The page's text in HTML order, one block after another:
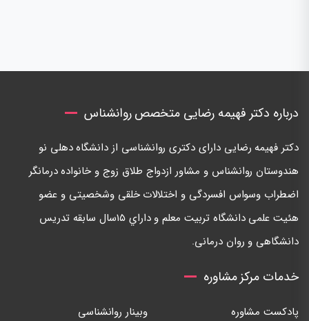
درباره دکتر فهیمه رضایی متخصص روانشناس
دكتر فهيمه رضايی دارای دكتری روانشناسی از دانشگاه دهلی نو
هندوستان روانشناس و مشاور ازدواج طلاق زوج و خانواده درمانگر
اضطراب وسواس افسردگی و اختلالات خلقی وشخصيتی و عضو
هئيت علمی دانشگاه تربيت معلم و داراي ١٥سال سابقه تدريس
دانشگاهی و روان درمانی.
خدمات مرکز مشاوره
پادکست مشاوره
وبینار روانشناسی